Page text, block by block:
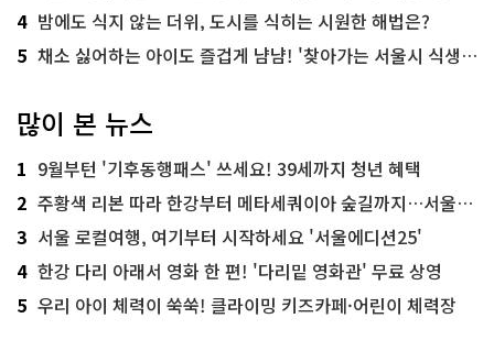
4 밤에도 식지 않는 더위, 도시를 식히는 시원한 해법은?
5 채소 싫어하는 아이도 즐겁게 냠냠! '찾아가는 서울시 식생활 교육' 현장
많이 본 뉴스
1 9월부턴 '기후동행패스' 쓰세요! 39세까지 청년 혜택
2 주황색 리본 따라 한강부터 메타세쿼이아 숲길까지…서울둘레길 15코스
3 서울 로컬여행, 여기부터 시작하세요 '서울에디션25'
4 한강 다리 아래서 영화 한 편! '다리밑 영화관' 무료 상영
5 우리 아이 체력이 쑥쑥! 클라이밍 키즈카페·어린이 체력장